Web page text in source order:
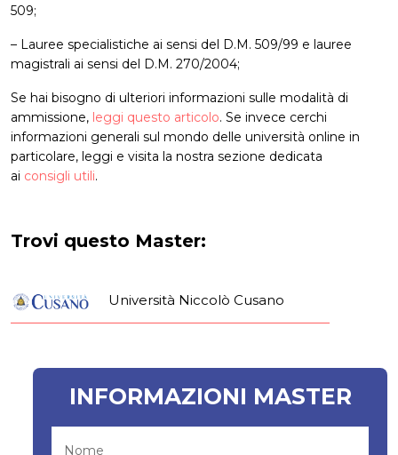
509;
– Lauree specialistiche ai sensi del D.M. 509/99 e lauree
magistrali ai sensi del D.M. 270/2004;
Se hai bisogno di ulteriori informazioni sulle modalità di
ammissione, leggi questo articolo. Se invece cerchi
informazioni generali sul mondo delle università online in
particolare, leggi e visita la nostra sezione dedicata
ai consigli utili.
Trovi questo Master:
Università Niccolò Cusano
INFORMAZIONI MASTER
Nome